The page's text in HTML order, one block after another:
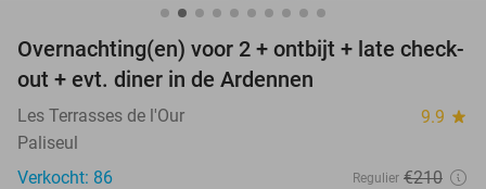
Overnachting(en) voor 2 + ontbijt + late check-
out + evt. diner in de Ardennen
Les Terrasses de l'Our 9.9 star
Paliseul
Verkocht: 86
Regulier €210